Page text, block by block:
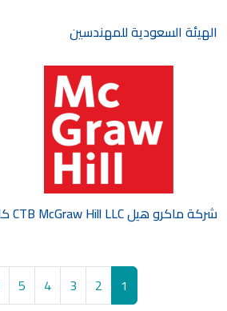
الهيئة السعودية للمهندسين
شركة ماكرو هيل CTB McGraw Hill LLC كاليفورنيا، الولايات…
Current page
1 الصفحة
2 الصفحة
3 الصفحة
4
5